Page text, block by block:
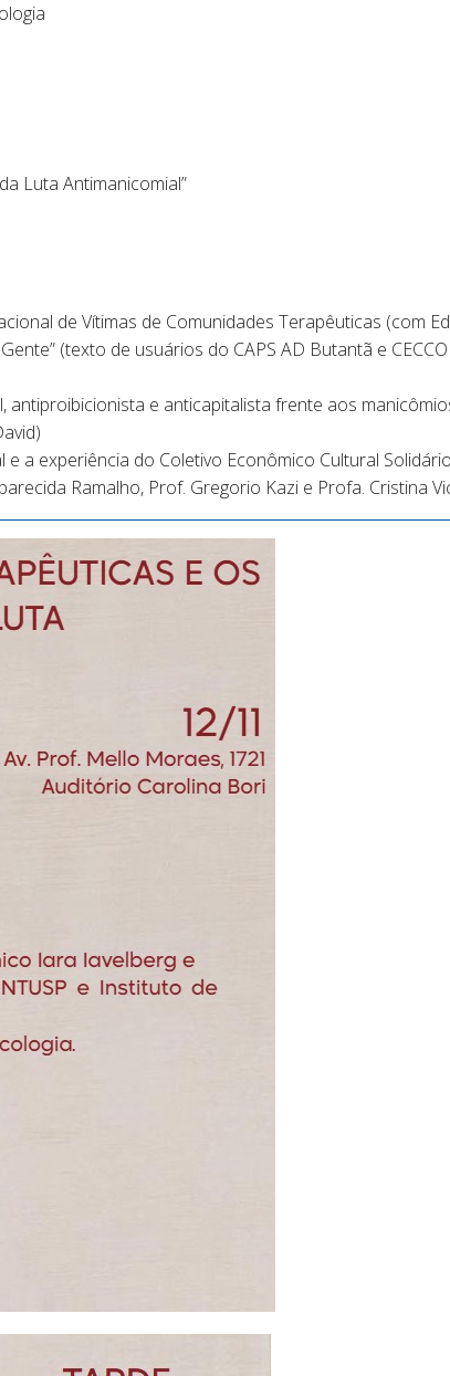
Luta Antimanicomial”
de Vítimas de Comunidades Terapêuticas (com
(texto de usuários do CAPS AD Butantã e
antiproibicionista e anticapitalista frente aos
a experiência do Coletivo Econômico Cultural
Ramalho, Prof. Gregorio Kazi e Profa. Cristina